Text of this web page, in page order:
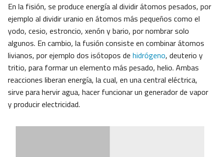
En la fisión, se produce energía al dividir átomos pesados, por
ejemplo al dividir uranio en átomos más pequeños como el
yodo, cesio, estroncio, xenón y bario, por nombrar solo
algunos. En cambio, la fusión consiste en combinar átomos
livianos, por ejemplo dos isótopos de hidrógeno, deuterio y
tritio, para formar un elemento más pesado, helio. Ambas
reacciones liberan energía, la cual, en una central eléctrica,
sirve para hervir agua, hacer funcionar un generador de vapor
y producir electricidad.